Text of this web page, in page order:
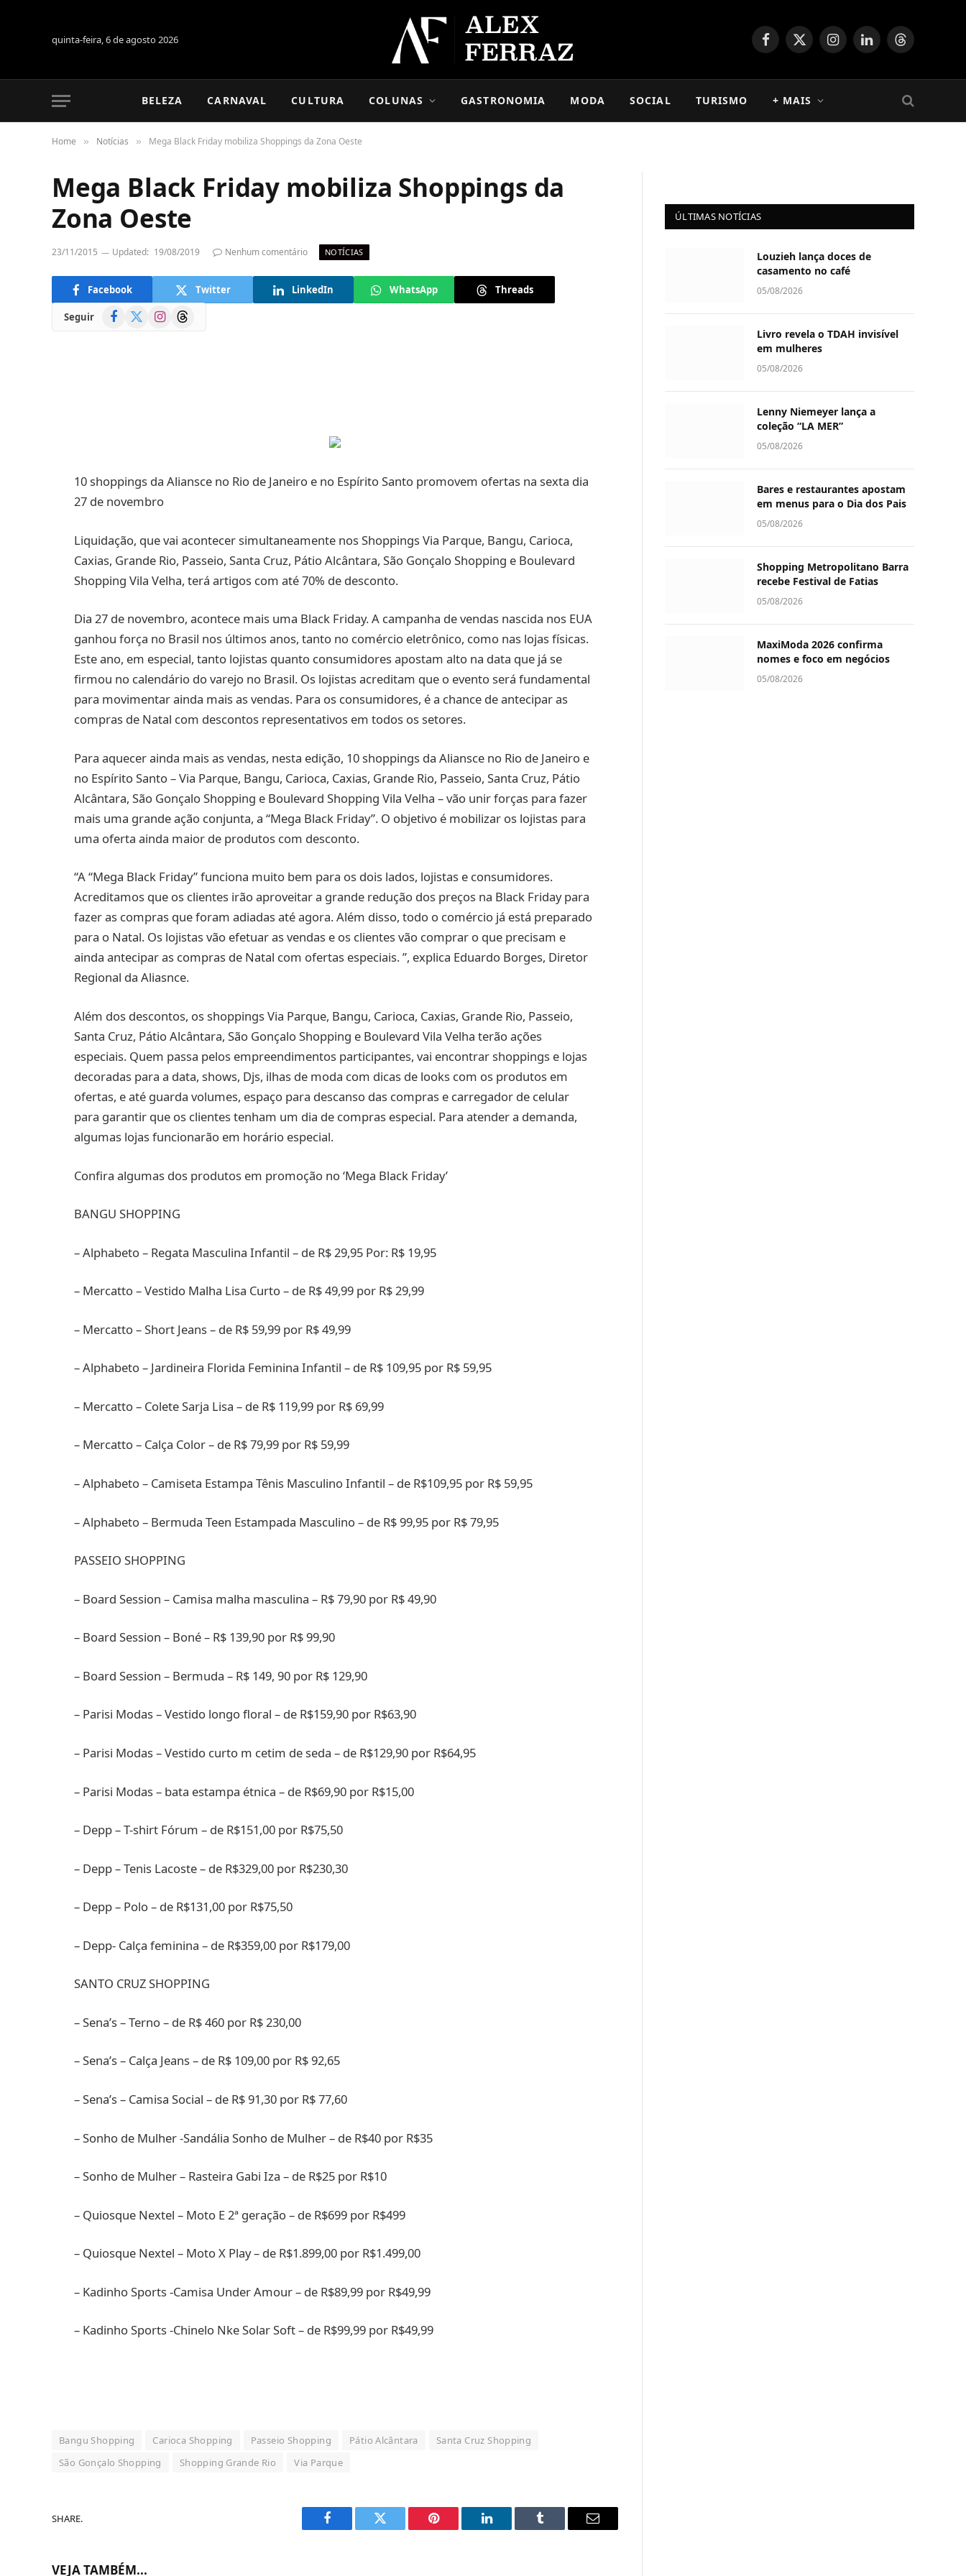
quinta-feira, 6 de agosto 2026 Facebook
X
InstagramLinkedInThreads
BELEZA CARNAVAL CULTURA COLUNAS GASTRONOMIA MODA SOCIAL TURISMO + MAIS
Home » Notícias » Mega Black Friday mobiliza Shoppings da Zona Oeste
Mega Black Friday mobiliza Shoppings da
Zona Oeste
23/11/2015 Updated: 19/08/2019 Nenhum comentário NOTÍCIAS
Facebook Twitter LinkedIn WhatsApp Threads
Seguir Facebook
(Twitter)
InstagramThreads
10 shoppings da Aliansce no Rio de Janeiro e no Espírito Santo promovem ofertas na sexta dia
27 de novembro
Liquidação, que vai acontecer simultaneamente nos Shoppings Via Parque, Bangu, Carioca,
Caxias, Grande Rio, Passeio, Santa Cruz, Pátio Alcântara, São Gonçalo Shopping e Boulevard
Shopping Vila Velha, terá artigos com até 70% de desconto.
Dia 27 de novembro, acontece mais uma Black Friday. A campanha de vendas nascida nos EUA
ganhou força no Brasil nos últimos anos, tanto no comércio eletrônico, como nas lojas físicas.
Este ano, em especial, tanto lojistas quanto consumidores apostam alto na data que já se
firmou no calendário do varejo no Brasil. Os lojistas acreditam que o evento será fundamental
para movimentar ainda mais as vendas. Para os consumidores, é a chance de antecipar as
compras de Natal com descontos representativos em todos os setores.
Para aquecer ainda mais as vendas, nesta edição, 10 shoppings da Aliansce no Rio de Janeiro e
no Espírito Santo – Via Parque, Bangu, Carioca, Caxias, Grande Rio, Passeio, Santa Cruz, Pátio
Alcântara, São Gonçalo Shopping e Boulevard Shopping Vila Velha – vão unir forças para fazer
mais uma grande ação conjunta, a “Mega Black Friday”. O objetivo é mobilizar os lojistas para
uma oferta ainda maior de produtos com desconto.
“A “Mega Black Friday” funciona muito bem para os dois lados, lojistas e consumidores.
Acreditamos que os clientes irão aproveitar a grande redução dos preços na Black Friday para
fazer as compras que foram adiadas até agora. Além disso, todo o comércio já está preparado
para o Natal. Os lojistas vão efetuar as vendas e os clientes vão comprar o que precisam e
ainda antecipar as compras de Natal com ofertas especiais. ”, explica Eduardo Borges, Diretor
Regional da Aliasnce.
Além dos descontos, os shoppings Via Parque, Bangu, Carioca, Caxias, Grande Rio, Passeio,
Santa Cruz, Pátio Alcântara, São Gonçalo Shopping e Boulevard Vila Velha terão ações
especiais. Quem passa pelos empreendimentos participantes, vai encontrar shoppings e lojas
decoradas para a data, shows, Djs, ilhas de moda com dicas de looks com os produtos em
ofertas, e até guarda volumes, espaço para descanso das compras e carregador de celular
para garantir que os clientes tenham um dia de compras especial. Para atender a demanda,
algumas lojas funcionarão em horário especial.
Confira algumas dos produtos em promoção no ‘Mega Black Friday’
BANGU SHOPPING
– Alphabeto – Regata Masculina Infantil – de R$ 29,95 Por: R$ 19,95
– Mercatto – Vestido Malha Lisa Curto – de R$ 49,99 por R$ 29,99
– Mercatto – Short Jeans – de R$ 59,99 por R$ 49,99
– Alphabeto – Jardineira Florida Feminina Infantil – de R$ 109,95 por R$ 59,95
– Mercatto – Colete Sarja Lisa – de R$ 119,99 por R$ 69,99
– Mercatto – Calça Color – de R$ 79,99 por R$ 59,99
– Alphabeto – Camiseta Estampa Tênis Masculino Infantil – de R$109,95 por R$ 59,95
– Alphabeto – Bermuda Teen Estampada Masculino – de R$ 99,95 por R$ 79,95
PASSEIO SHOPPING
– Board Session – Camisa malha masculina – R$ 79,90 por R$ 49,90
– Board Session – Boné – R$ 139,90 por R$ 99,90
– Board Session – Bermuda – R$ 149, 90 por R$ 129,90
– Parisi Modas – Vestido longo floral – de R$159,90 por R$63,90
– Parisi Modas – Vestido curto m cetim de seda – de R$129,90 por R$64,95
– Parisi Modas – bata estampa étnica – de R$69,90 por R$15,00
– Depp – T-shirt Fórum – de R$151,00 por R$75,50
– Depp – Tenis Lacoste – de R$329,00 por R$230,30
– Depp – Polo – de R$131,00 por R$75,50
– Depp- Calça feminina – de R$359,00 por R$179,00
SANTO CRUZ SHOPPING
– Sena’s – Terno – de R$ 460 por R$ 230,00
– Sena’s – Calça Jeans – de R$ 109,00 por R$ 92,65
– Sena’s – Camisa Social – de R$ 91,30 por R$ 77,60
– Sonho de Mulher -Sandália Sonho de Mulher – de R$40 por R$35
– Sonho de Mulher – Rasteira Gabi Iza – de R$25 por R$10
– Quiosque Nextel – Moto E 2ª geração – de R$699 por R$499
– Quiosque Nextel – Moto X Play – de R$1.899,00 por R$1.499,00
– Kadinho Sports -Camisa Under Amour – de R$89,99 por R$49,99
– Kadinho Sports -Chinelo Nke Solar Soft – de R$99,99 por R$49,99
Bangu Shopping Carioca Shopping Passeio Shopping Pátio Alcântara
Santa Cruz Shopping
São Gonçalo Shopping
Shopping Grande Rio Via Parque
SHARE.
Facebook Twitter Pinterest LinkedIn Tumblr Email
VEJA TAMBÉM...
ÚLTIMAS NOTÍCIAS
Louzieh lança doces de
casamento no café
05/08/2026
Livro revela o TDAH invisível
em mulheres
05/08/2026
Lenny Niemeyer lança a
coleção “LA MER”
05/08/2026
Bares e restaurantes apostam
em menus para o Dia dos Pais
05/08/2026
Shopping Metropolitano Barra
recebe Festival de Fatias
05/08/2026
MaxiModa 2026 confirma
nomes e foco em negócios
05/08/2026